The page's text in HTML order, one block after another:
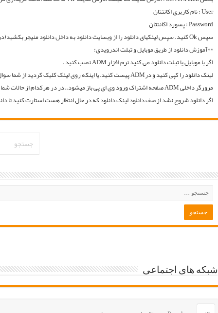
لینک دانلود را کپی کنید و درADM پیست کنید.یا اینکه روی لینک کلیک کردید از شما سوال میکند با چه اپی دانلود شود و شما ADM را انتخاب میکنید.. سپس خود اپ از شما یوزر و پسوورد را سوال میکند یا در